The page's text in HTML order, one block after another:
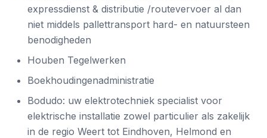
expressdienst & distributie /routevervoer al dan
niet middels pallettransport hard- en natuursteen
benodigheden
Houben Tegelwerken
Boekhoudingenadministratie
Bodudo: uw elektrotechniek specialist voor
elektrische installatie zowel particulier als zakelijk
in de regio Weert tot Eindhoven, Helmond en